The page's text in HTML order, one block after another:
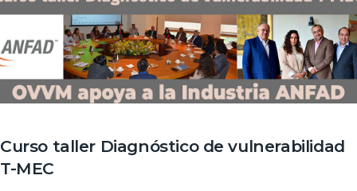
Curso taller Diagnóstico de vulnerabilidad
T-MEC